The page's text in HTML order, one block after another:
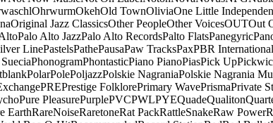
OhrwurmOkehOld TownOliviaOne Little
Original Jazz ClassicsOther PeopleOther VoicesOUTOut
Palo Alto JazzPalo Alto RecordsPalto FlatsPanegyric
LinePastelsPathePausaPaw TracksPaxPBR International
PhonogramPhontasticPiano PianoPiasPick Up
PolarPolePoljazzPolskie NagraniaPolskie Nagrania
PREPrestige FolklorePrimary WavePrismaPrivate
Pure PleasurePurplePVCPWLPYEQuadeQualiton
EarthRareNoiseRaretoneRat PackRattleSnakeRaw Power